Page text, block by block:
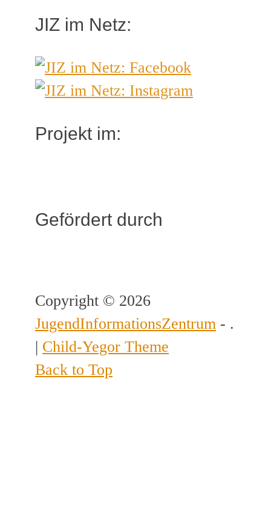
JIZ im Netz:
Projekt im:
Gefördert durch
Copyright © 2026
JugendInformationsZentrum - .
| Child-Yegor Theme
Back to Top